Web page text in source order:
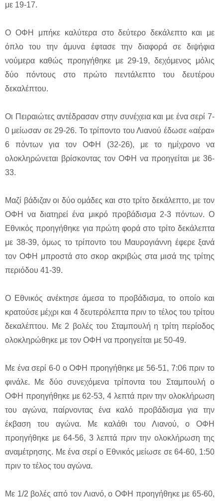
με 19-17.
Ο ΟΦΗ μπήκε καλύτερα στο δεύτερο δεκάλεπτο και με
όπλο του την άμυνα έφτασε την διαφορά σε διψήφια
νούμερα καθώς προηγήθηκε με 29-19, δεχόμενος μόλις
δύο πόντους στο πρώτο πεντάλεπτο του δευτέρου
δεκαλέπτου.
Οι Πειραιώτες αντέδρασαν στην συνέχεια και με ένα σερί 7-
0 μείωσαν σε 29-26. Το τρίποντο του Λιανού έδωσε «αέρα»
6 πόντων για τον ΟΦΗ (32-26), με το ημίχρονο να
ολοκληρώνεται βρίσκοντας τον ΟΦΗ να προηγείται με 36-
33.
Μαζί βάδιζαν οι δύο ομάδες και στο τρίτο δεκάλεπτο, με τον
ΟΦΗ να διατηρεί ένα μικρό προβάδισμα 2-3 πόντων. Ο
Εθνικός προηγήθηκε για πρώτη φορά στο τρίτο δεκάλεπτα
με 38-39, όμως το τρίποντο του Μαυρογιάννη έφερε ξανά
τον ΟΦΗ μπροστά στο σκορ ακριβώς στα μισά της τρίτης
περιόδου 41-39.
Ο Εθνικός ανέκτησε άμεσα το προβάδισμα, το οποίο και
κρατούσε μέχρι και 4 δευτερόλεπτα πριν το τέλος του τρίτου
δεκαλέπτου. Με 2 βολές του Σταμπουλή η τρίτη περίοδος
ολοκληρώθηκε με τον ΟΦΗ να προηγείται με 50-49.
Με ένα σερί 6-0 ο ΟΦΗ προηγήθηκε με 56-51, 7:06 πριν το
φινάλε. Με δύο συνεχόμενα τρίποντα του Σταμπουλή ο
ΟΦΗ προηγήθηκε με 62-53, 4 λεπτά πριν την ολοκλήρωση
του αγώνα, παίρνοντας ένα καλό προβάδισμα για την
έκβαση του αγώνα. Mε καλάθι του Λιανού, ο ΟΦΗ
προηγήθηκε με 64-56, 3 λεπτά πριν την ολοκλήρωση της
αναμέτρησης. Με ένα σερί ο Εθνικός μείωσε σε 64-60, 1:50
πριν το τέλος του αγώνα.
Με 1/2 βολές από τον Λιανό, ο ΟΦΗ προηγήθηκε με 65-60,